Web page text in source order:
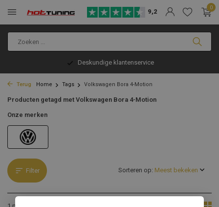
9,2
0
Deskundige klantenservice
Terug Home Tags Volkswagen Bora 4-Motion
Producten getagd met Volkswagen Bora 4-Motion
Onze merken
Filter Sorteren op: